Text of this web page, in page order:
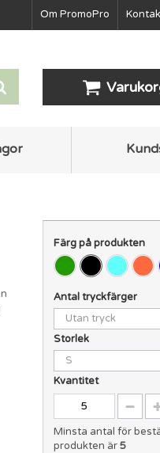
Om PromoPro
Färg på produkten
Antal tryckfärger
Storlek
Kvantitet
Minsta antal för
produkten är5